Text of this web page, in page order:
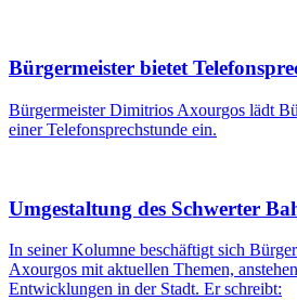
Bürgermeister bietet
Bürgermeister Dimitrios Axourgos lädt
einer Telefonsprechstunde ein.
Umgestaltung des Schwerter
In seiner Kolumne beschäftigt sich
Axourgos mit aktuellen Themen,
Entwicklungen in der Stadt. Er schreibt: